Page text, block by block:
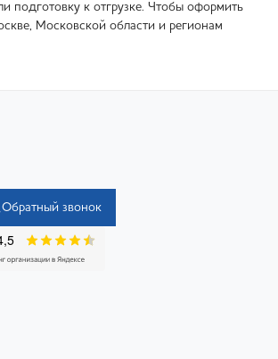
подготовку к отгрузке. Чтобы оформить
Московской области и регионам
Обратный звонок